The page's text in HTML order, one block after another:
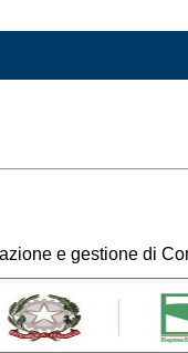
e gestione di